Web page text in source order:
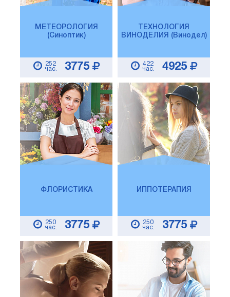
МЕТЕОРОЛОГИЯ
(Синоптик)
252
час.
3775
ТЕХНОЛОГИЯ
ВИНОДЕЛИЯ (Винодел)
422
час.
4925
ФЛОРИСТИКА
250
час.
3775
ИППОТЕРАПИЯ
250
час.
3775